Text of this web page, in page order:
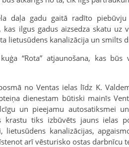
daļa gadu gaitā radīto piebūvju
kas ilgus gadus aizsedza skatu uz
lietusūdens kanalizācija un smilts
“Rota” atjaunošana, kas
no Ventas ielas līdz K.
dienestam būtiski mainīs
un pieejamu autosatiksmei
krastu tiks izbūvēts jauns ielas
lietusūdens kanalizācijas,
arī vēsturisko ostas darbnīcu